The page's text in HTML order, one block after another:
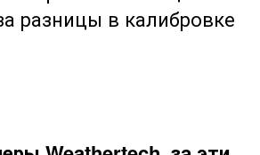
разницы в калибровке